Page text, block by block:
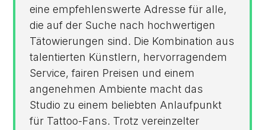
eine empfehlenswerte Adresse für alle,
die auf der Suche nach hochwertigen
Tätowierungen sind. Die Kombination aus
talentierten Künstlern, hervorragendem
Service, fairen Preisen und einem
angenehmen Ambiente macht das
Studio zu einem beliebten Anlaufpunkt
für Tattoo-Fans. Trotz vereinzelter